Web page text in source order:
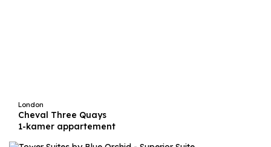
London
Cheval Three Quays
1-kamer appartement